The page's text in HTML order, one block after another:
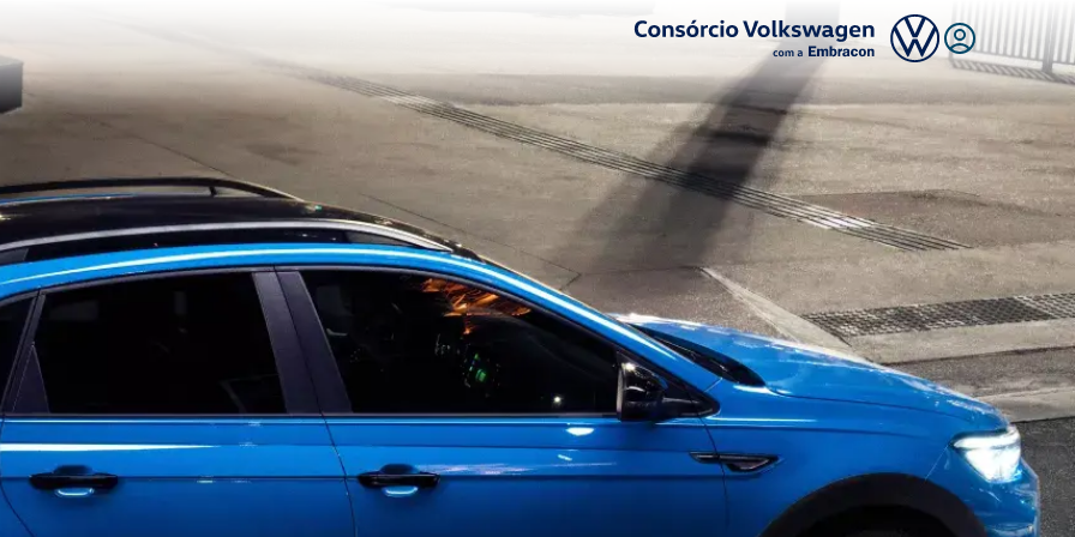
Logo Consórcio Volkswagen com a Embracon